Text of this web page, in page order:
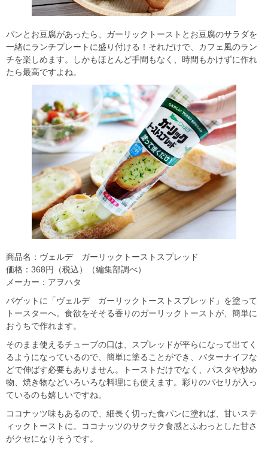
パンとお豆腐があったら、ガーリックトーストとお豆腐のサラダを
一緒にランチプレートに盛り付ける！それだけで、カフェ風のラン
チを楽しめます。しかもほとんど手間もなく、時間もかけずに作れ
たら最高ですよね。
商品名：ヴェルデ ガーリックトーストスプレッド
価格：368円（税込）（編集部調べ）
メーカー：アヲハタ
バゲットに「ヴェルデ ガーリックトーストスプレッド」を塗って
トースターへ。食欲をそそる香りのガーリックトーストが、簡単に
おうちで作れます。
そのまま使えるチューブの口は、スプレッドが平らになって出てく
るようになっているので、簡単に塗ることができ、バターナイフな
どで伸ばす必要もありません。トーストだけでなく、パスタや炒め
物、焼き物などいろいろな料理にも使えます。彩りのパセリが入っ
ているのも嬉しいですね。
ココナッツ味もあるので、細長く切った食パンに塗れば、甘いステ
ィックトーストに。ココナッツのサクサク食感とふわっとした甘さ
がクセになりそうです。